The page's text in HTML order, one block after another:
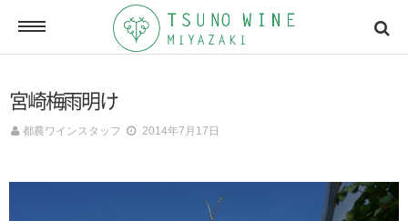
ONLINE SHOP
NEWSLETTERS
メールマガジン
宮崎梅雨明け
都農ワインスタッフ 2014年7月17日